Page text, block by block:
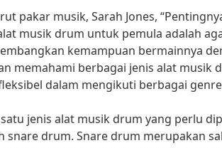
pakar musik, Sarah Jones,
musik drum untuk pemula adalah
kemampuan bermainnya
memahami berbagai jenis alat musik
dalam mengikuti berbagai
jenis alat musik drum yang perlu
snare drum. Snare drum merupakan